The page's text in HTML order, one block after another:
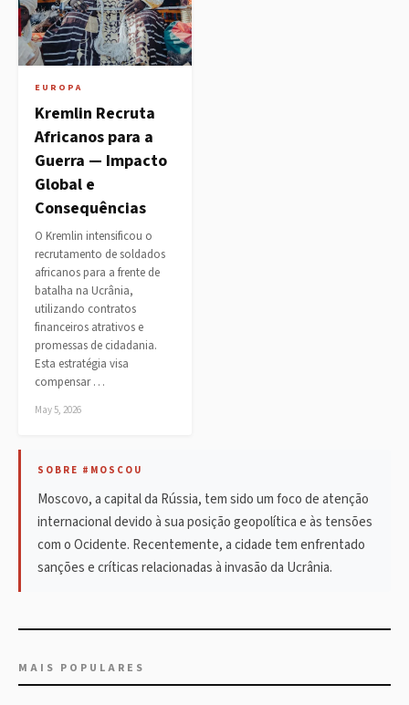
EUROPA
Kremlin Recruta
Africanos para a
Guerra — Impacto
Global e
Consequências
O Kremlin intensificou o
recrutamento de soldados
africanos para a frente de
batalha na Ucrânia,
utilizando contratos
financeiros atrativos e
promessas de cidadania.
Esta estratégia visa
compensar …
May 5, 2026
SOBRE #MOSCOU
Moscovo, a capital da Rússia, tem sido um foco de atenção
internacional devido à sua posição geopolítica e às tensões
com o Ocidente. Recentemente, a cidade tem enfrentado
sanções e críticas relacionadas à invasão da Ucrânia.
MAIS POPULARES